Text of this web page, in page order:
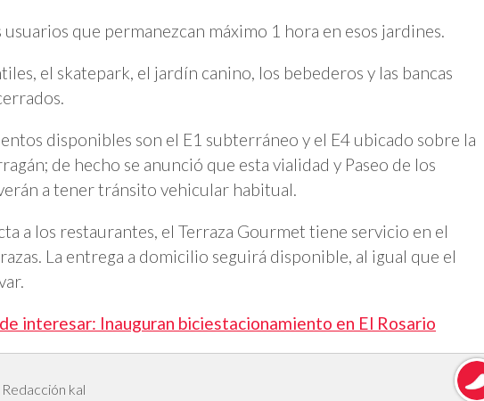
usuarios que permanezcan máximo 1 hora en esos jardines.
el skatepark, el jardín canino, los bebederos y las bancas
disponibles son el E1 subterráneo y el E4 ubicado sobre la
de hecho se anunció que esta vialidad y Paseo de los
a tener tránsito vehicular habitual.
a los restaurantes, el Terraza Gourmet tiene servicio en el
La entrega a domicilio seguirá disponible, al igual que el
interesar: Inauguran biciestacionamiento en El Rosario
kal